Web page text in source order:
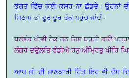
ਭਗਤ ਵਿੱਚ ਕੋਈ ਕਸਰ ਨਾ ਛੱਡਦੇ। ਉਹਨਾਂ
ਮਿਠਾਸ ਤਾਂ ਦੂਰ ਦੂਰ ਤੱਕ ਪਹੁੰਚ ਜਾਂਦੀ-
ਬਲਵੰਡ ਖੀਵੀ ਨੇਕ ਜਨ ਜਿਸੁ ਬਹੁਤੀ ਛਾਉ
ਲੰਗਰ ਦਉਲਤਿ ਵੰਡੀਐ ਰਸੁ ਅੰਮ੍ਰਿਤੁ ਖੀਰਿ
ਆਪ ਜੀ ਦੀ ਜਾਣਕਾਰੀ ਹਿੱਤ ਇਹ ਵੀ ਦੱਸ